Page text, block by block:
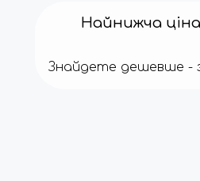
Найнижча
Знайдете дешевше -